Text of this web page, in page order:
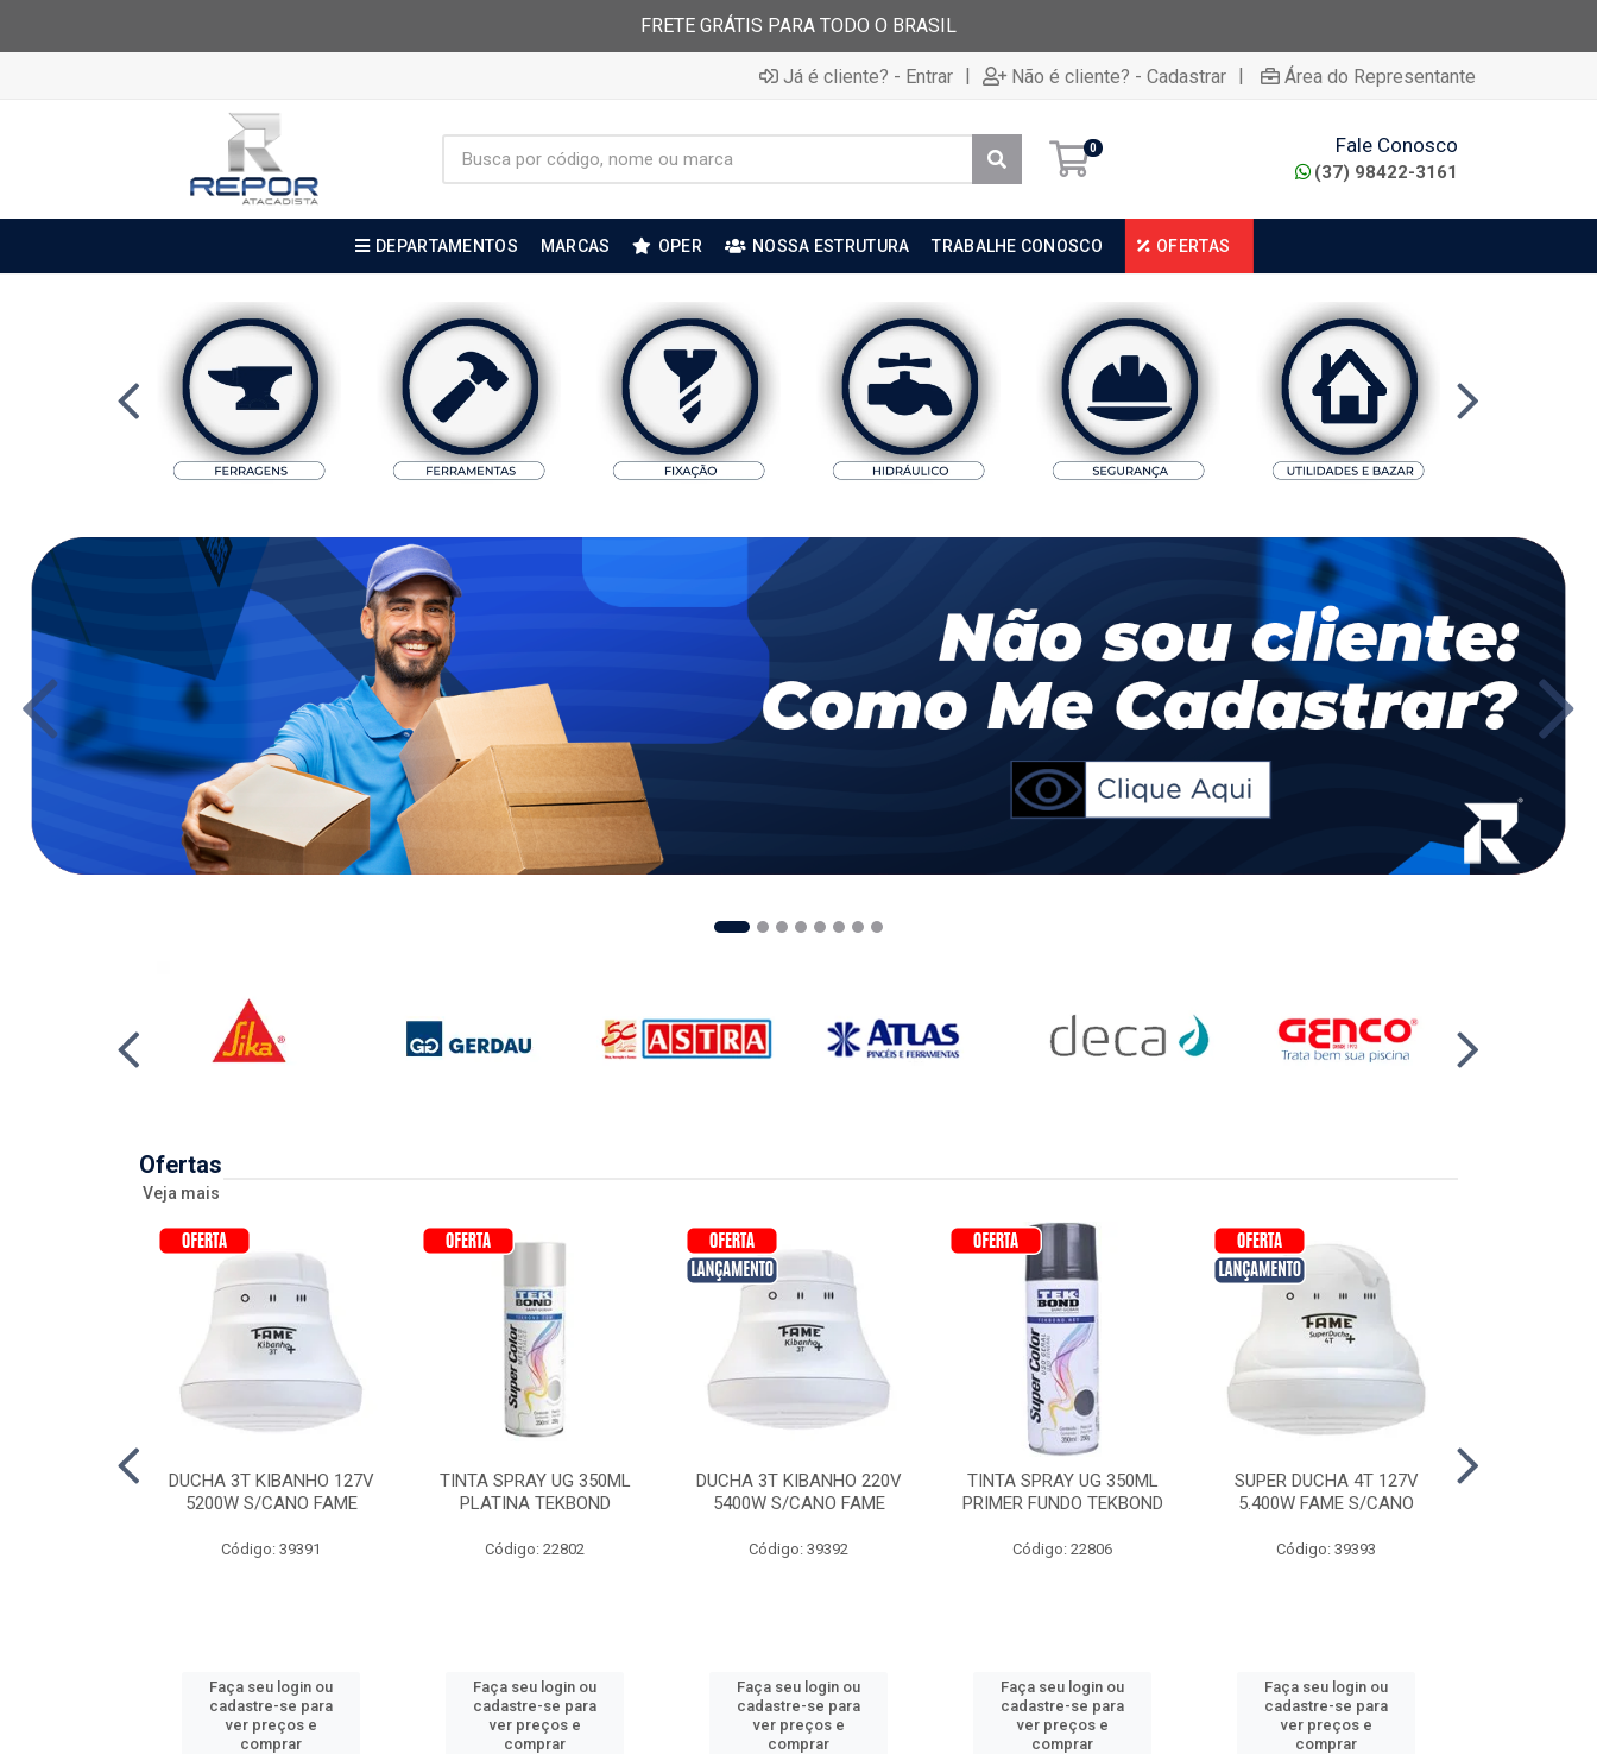
FRETE GRÁTIS PARA TODO O BRASIL
Já é cliente? - Entrar | Não é cliente? - Cadastrar | Área do Representante
0 Fale Conosco
(37) 98422-3161
DEPARTAMENTOS MARCAS OPER NOSSA ESTRUTURA TRABALHE CONOSCO OFERTAS
Ofertas
Veja mais
DUCHA 3T KIBANHO 127V
5200W S/CANO FAME
Código: 39391
Faça seu login ou
cadastre-se para
ver preços e
comprar
TINTA SPRAY UG 350ML
PLATINA TEKBOND
Código: 22802
Faça seu login ou
cadastre-se para
ver preços e
comprar
DUCHA 3T KIBANHO 220V
5400W S/CANO FAME
Código: 39392
Faça seu login ou
cadastre-se para
ver preços e
comprar
TINTA SPRAY UG 350ML
PRIMER FUNDO TEKBOND
Código: 22806
Faça seu login ou
cadastre-se para
ver preços e
comprar
SUPER DUCHA 4T 127V
5.400W FAME S/CANO
Código: 39393
Faça seu login ou
cadastre-se para
ver preços e
comprar